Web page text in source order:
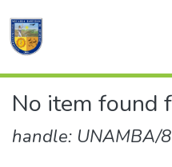
Communities & Collections
No item found
handle: UNAMBA/